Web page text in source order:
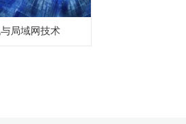
局域网技术